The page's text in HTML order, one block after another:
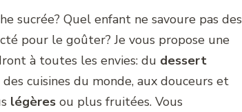
sucrée? Quel enfant ne savoure pas des
pour le goûter? Je vous propose une
à toutes les envies: du dessert
cuisines du monde, aux douceurs et
légères ou plus fruitées. Vous